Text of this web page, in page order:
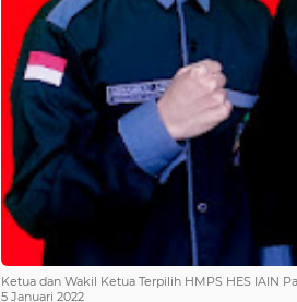
Ketua dan Wakil Ketua Terpilih HMPS HES IAIN
5 Januari 2022